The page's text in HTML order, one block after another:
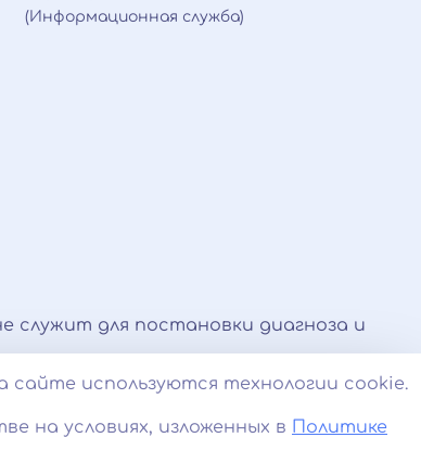
(Информационная служба)
служит для постановки диагноза и
по телефону, мессенджерам и в
сайте используются технологии cookie.
на условиях, изложенных в Политике